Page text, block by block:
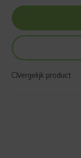
Vergelijk product